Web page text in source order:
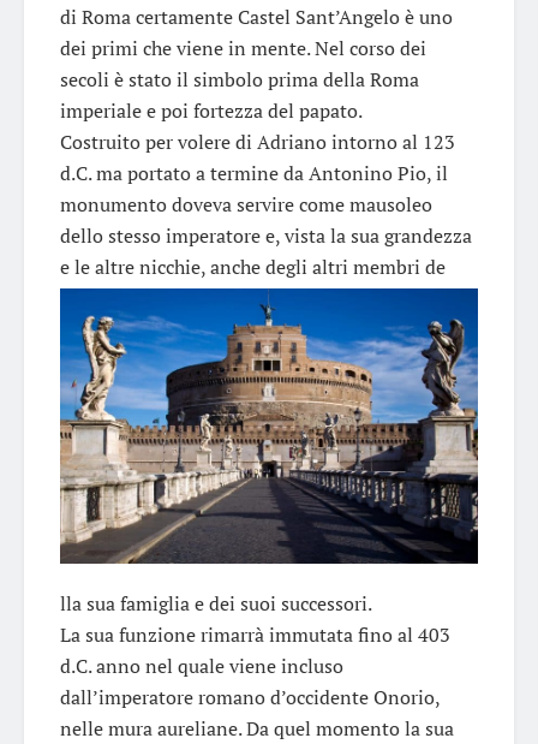
di Roma certamente Castel Sant’Angelo è uno
dei primi che viene in mente. Nel corso dei
secoli è stato il simbolo prima della Roma
imperiale e poi fortezza del papato.
Costruito per volere di Adriano intorno al 123
d.C. ma portato a termine da Antonino Pio, il
monumento doveva servire come mausoleo
dello stesso imperatore e, vista la sua grandezza
e le altre nicchie, anche degli altri membri de
lla sua famiglia e dei suoi successori.
La sua funzione rimarrà immutata fino al 403
d.C. anno nel quale viene incluso
dall’imperatore romano d’occidente Onorio,
nelle mura aureliane. Da quel momento la sua